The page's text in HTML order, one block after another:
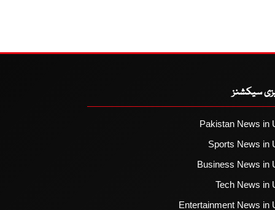
سیکشنز
Pakistan News in
Sports News in
Business News in
Tech News in
Entertainment News in